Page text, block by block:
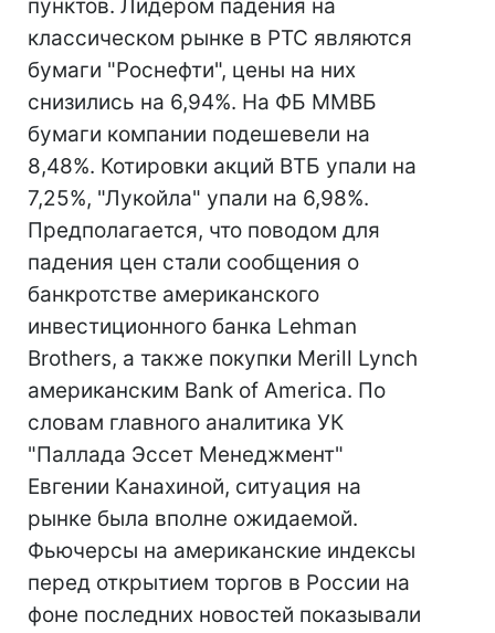
пунктов. Лидером падения на
классическом рынке в РТС являются
бумаги "Роснефти", цены на них
снизились на 6,94%. На ФБ ММВБ
бумаги компании подешевели на
8,48%. Котировки акций ВТБ упали на
7,25%, "Лукойла" упали на 6,98%.
Предполагается, что поводом для
падения цен стали сообщения о
банкротстве американского
инвестиционного банка Lehman
Brothers, а также покупки Merill Lynch
американским Bank of America. По
словам главного аналитика УК
"Паллада Эссет Менеджмент"
Евгении Канахиной, ситуация на
рынке была вполне ожидаемой.
Фьючерсы на американские индексы
перед открытием торгов в России на
фоне последних новостей показывали